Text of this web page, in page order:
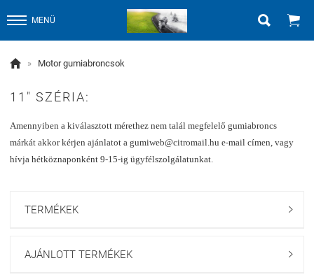
MENÜ  
 » Motor gumiabroncsok
11" SZÉRIA:
Amennyiben a kiválasztott mérethez nem talál megfelelő gumiabroncs
márkát akkor kérjen ajánlatot a gumiweb@citromail.hu e-mail címen, vagy
hívja hétköznaponként 9-15-ig ügyfélszolgálatunkat.
TERMÉKEK 
AJÁNLOTT TERMÉKEK 